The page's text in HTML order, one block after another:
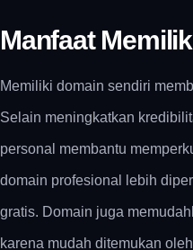
Manfaat
Memiliki domain sendiri
Selain meningkatkan
personal membantu
domain profesional lebih
gratis. Domain juga
karena mudah ditemukan